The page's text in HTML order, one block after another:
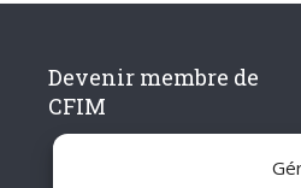
Devenir membre de
CFIM